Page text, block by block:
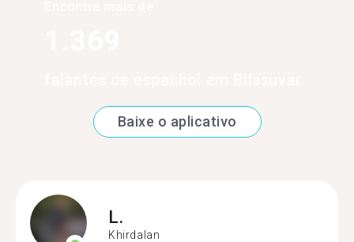
Baixe o aplicativo
L.
Khirdalan